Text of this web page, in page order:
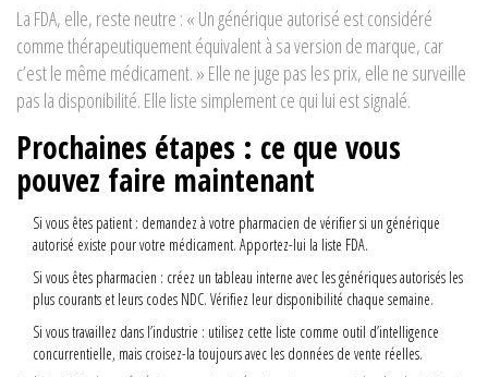
La FDA, elle, reste neutre : « Un générique autorisé est considéré
comme thérapeutiquement équivalent à sa version de marque, car
c’est le même médicament. » Elle ne juge pas les prix, elle ne surveille
pas la disponibilité. Elle liste simplement ce qui lui est signalé.
Prochaines étapes : ce que vous
pouvez faire maintenant
Si vous êtes patient : demandez à votre pharmacien de vérifier si un générique
autorisé existe pour votre médicament. Apportez-lui la liste FDA.
Si vous êtes pharmacien : créez un tableau interne avec les génériques autorisés les
plus courants et leurs codes NDC. Vérifiez leur disponibilité chaque semaine.
Si vous travaillez dans l’industrie : utilisez cette liste comme outil d’intelligence
concurrentielle, mais croisez-la toujours avec les données de vente réelles.